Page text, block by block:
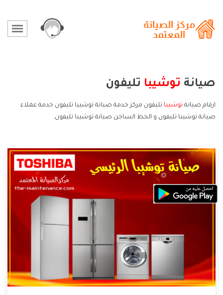
صيانة توشيبا تليفون
ارقام صيانة توشيبا تليفون مركز خدمة صيانة توشيبا تليفون خدمة عملاء
صيانة توشيبا تليفون و الخط الساخن صيانة توشيبا تليفون.